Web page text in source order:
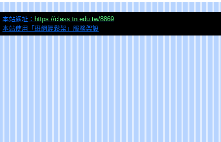
本站網址： https://class.tn.edu.tw/8869
本站使用「班網輕鬆架」服務架設